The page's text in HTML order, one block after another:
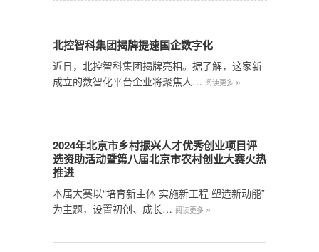
北控智科集团揭牌提速国企数字化
近日，北控智科集团揭牌亮相。据了解，这家新
成立的数智化平台企业将聚焦人… 阅读更多 »
2024年北京市乡村振兴人才优秀创业项目评
选资助活动暨第八届北京市农村创业大赛火热
推进
本届大赛以“培育新主体 实施新工程 塑造新动能”
为主题，设置初创、成长… 阅读更多 »